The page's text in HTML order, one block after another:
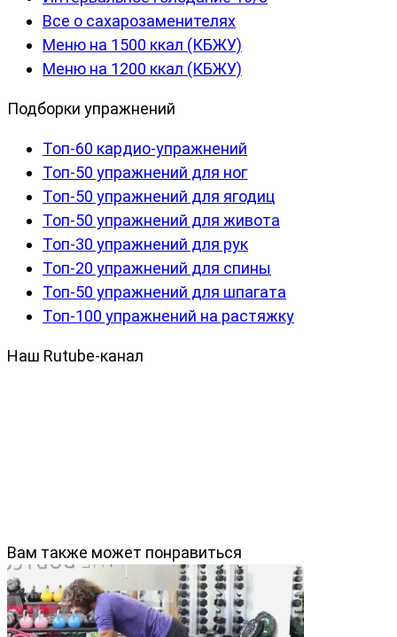
Все о сахарозаменителях
Меню на 1500 ккал (КБЖУ)
Меню на 1200 ккал (КБЖУ)
Подборки упражнений
Топ-60 кардио-упражнений
Топ-50 упражнений для ног
Топ-50 упражнений для ягодиц
Топ-50 упражнений для живота
Топ-30 упражнений для рук
Топ-20 упражнений для спины
Топ-50 упражнений для шпагата
Топ-100 упражнений на растяжку
Наш Rutube-канал
Вам также может понравиться